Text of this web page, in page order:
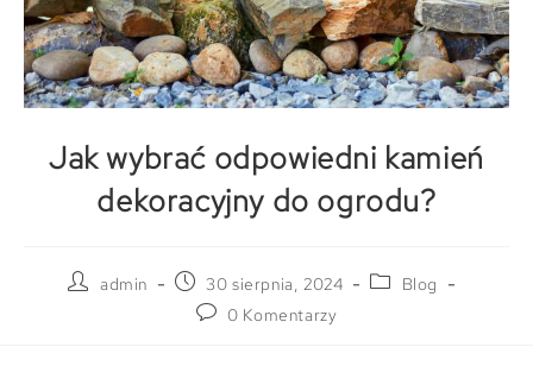
Jak wybrać odpowiedni kamień
dekoracyjny do ogrodu?
admin 30 sierpnia, 2024
Blog
0 Komentarzy